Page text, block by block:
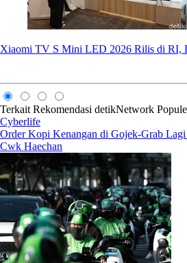
Xiaomi TV S Mini LED 2026 Rilis di RI,
Terkait Rekomendasi detikNetwork
Cyberlife
Order Kopi Kenangan di Gojek-Grab
Cwk Haechan